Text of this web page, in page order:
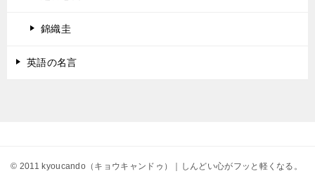
錦織圭
英語の名言
© 2011 kyoucando（キョウキャンドゥ）｜しんどい心がフッと軽くなる。